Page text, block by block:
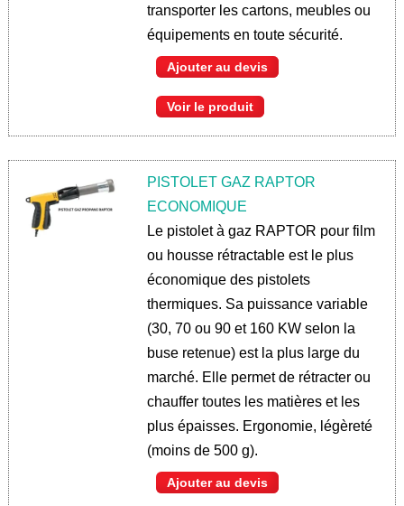
transporter les cartons, meubles ou
équipements en toute sécurité.
Ajouter au devis
Voir le produit
PISTOLET GAZ RAPTOR
ECONOMIQUE
Le pistolet à gaz RAPTOR pour film
ou housse rétractable est le plus
économique des pistolets
thermiques. Sa puissance variable
(30, 70 ou 90 et 160 KW selon la
buse retenue) est la plus large du
marché. Elle permet de rétracter ou
chauffer toutes les matières et les
plus épaisses. Ergonomie, légèreté
(moins de 500 g).
Ajouter au devis